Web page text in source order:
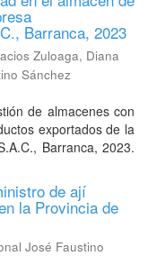
Barranca, 2023
Zuloaga, Diana
Sánchez
de almacenes con
exportados de la
Barranca, 2023.
de ají
la Provincia de
José Faustino